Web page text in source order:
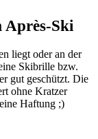
Après-Ski
liegt oder an der
Skibrille bzw.
gut geschützt. Die
ohne Kratzer
Haftung ;)